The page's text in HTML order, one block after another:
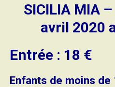
SICILIA MIA
avril 2020
Entrée : 18 €
Enfants de moins de